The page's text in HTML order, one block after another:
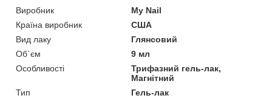
Виробник
My Nail
Країна виробник
США
Вид лаку
Глянсовий
Об`єм
9 мл
Особливості
Трифазний гель-лак,
Магнітний
Тип
Гель-лак